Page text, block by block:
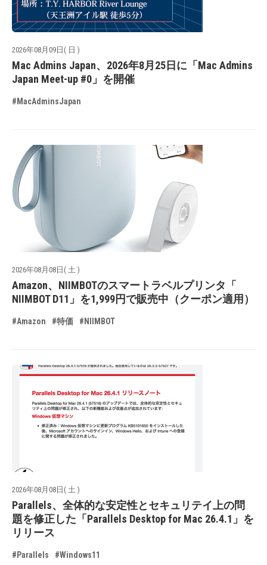
2026年08月09日( 日 )
Mac Admins Japan、2026年8月25日に「Mac Admins
Japan Meet-up #0」を開催
#MacAdminsJapan
2026年08月08日( 土 )
Amazon、NIIMBOTのスマートラベルプリンタ「
NIIMBOT D11」を1,999円で販売中（クーポン適用）
#Amazon #特価 #NIIMBOT
2026年08月08日( 土 )
Parallels、全体的な安定性とセキュリテイ上の問
題を修正した「Parallels Desktop for Mac 26.4.1」を
リリース
#Parallels #Windows11